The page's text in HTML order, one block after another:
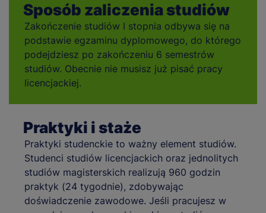
Sposób zaliczenia studiów
Zakończenie studiów I stopnia odbywa się na
podstawie egzaminu dyplomowego, do którego
podejdziesz po zakończeniu 6 semestrów
studiów. Obecnie nie musisz już pisać pracy
licencjackiej.
Praktyki i staże
Praktyki studenckie to ważny element studiów.
Studenci studiów licencjackich oraz jednolitych
studiów magisterskich realizują 960 godzin
praktyk (24 tygodnie), zdobywając
doświadczenie zawodowe. Jeśli pracujesz w